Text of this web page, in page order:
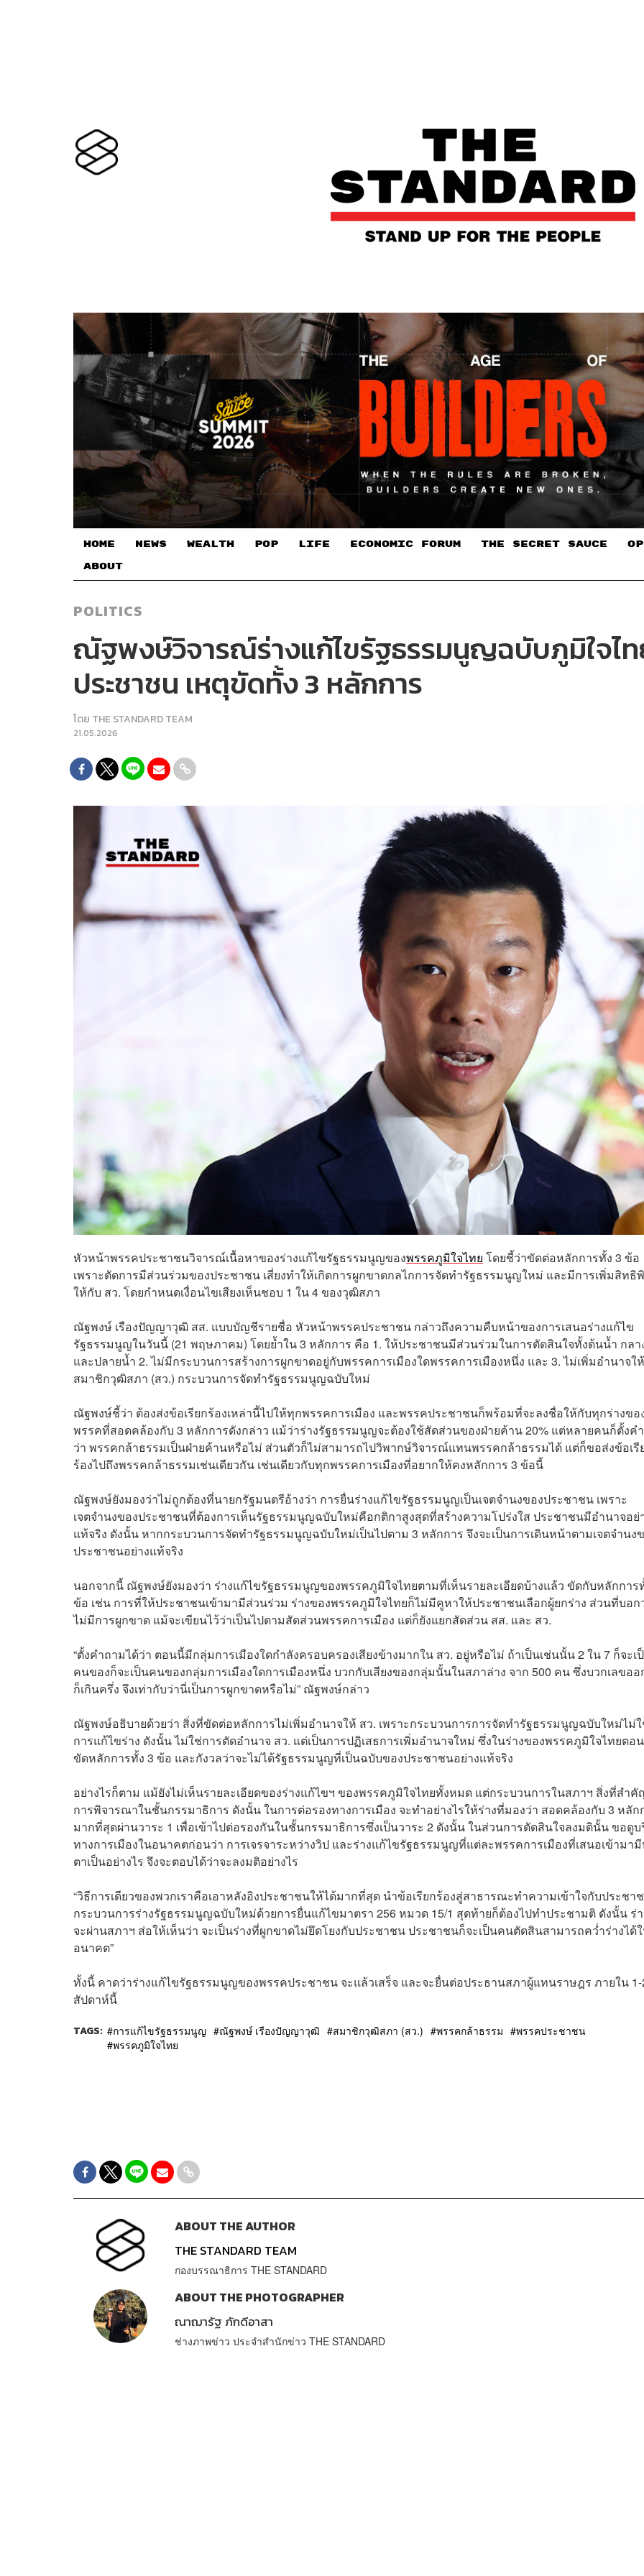
HOME NEWS WEALTH POP LIFE ECONOMIC FORUM THE SECRET SAUCE​
ABOUT
POLITICS
ณัฐพงษ์วิจารณ์ร่างแก้ไขรัฐธรรมนูญฉบับภูมิใจไท
ประชาชน เหตุขัดทั้ง 3 หลักการ
โดย THE STANDARD TEAM
21.05.2026
หัวหน้าพรรคประชาชนวิจารณ์เนื้อหาของร่างแก้ไขรัฐธรรมนูญของพรรคภูมิใจไทย โดยชี้ว่าขัดต่อหลักการทั้ง 3 ข้อ
เพราะตัดการมีส่วนร่วมของประชาชน เสี่ยงทำให้เกิดการผูกขาดกลไกการจัดทำรัฐธรรมนูญใหม่ และมีการเพิ่มสิทธิ
ให้กับ สว. โดยกำหนดเงื่อนไขเสียงเห็นชอบ 1 ใน 4 ของวุฒิสภา
ณัฐพงษ์ เรืองปัญญาวุฒิ สส. แบบบัญชีรายชื่อ หัวหน้าพรรคประชาชน กล่าวถึงความคืบหน้าของการเสนอร่างแก้ไข
รัฐธรรมนูญในวันนี้ (21 พฤษภาคม) โดยย้ำใน 3 หลักการ คือ 1. ให้ประชาชนมีส่วนร่วมในการตัดสินใจทั้งต้นน้ำ กลา
และปลายน้ำ 2. ไม่มีกระบวนการสร้างการผูกขาดอยู่กับพรรคการเมืองใดพรรคการเมืองหนึ่ง และ 3. ไม่เพิ่มอำนาจให้
สมาชิกวุฒิสภา (สว.) กระบวนการจัดทำรัฐธรรมนูญฉบับใหม่
ณัฐพงษ์ชี้ว่า ต้องส่งข้อเรียกร้องเหล่านี้ไปให้ทุกพรรคการเมือง และพรรคประชาชนก็พร้อมที่จะลงชื่อให้กับทุกร่างขอ
พรรคที่สอดคล้องกับ 3 หลักการดังกล่าว แม้ว่าร่างรัฐธรรมนูญจะต้องใช้สัดส่วนของฝ่ายค้าน 20% แต่หลายคนก็ตั้งค
ว่า พรรคกล้าธรรมเป็นฝ่ายค้านหรือไม่ ส่วนตัวก็ไม่สามารถไปวิพากษ์วิจารณ์แทนพรรคกล้าธรรมได้ แต่ก็ขอส่งข้อเรี
ร้องไปถึงพรรคกล้าธรรมเช่นเดียวกัน เช่นเดียวกับทุกพรรคการเมืองที่อยากให้คงหลักการ 3 ข้อนี้
ณัฐพงษ์ยังมองว่าไม่ถูกต้องที่นายกรัฐมนตรีอ้างว่า การยื่นร่างแก้ไขรัฐธรรมนูญเป็นเจตจำนงของประชาชน เพราะ
เจตจำนงของประชาชนที่ต้องการเห็นรัฐธรรมนูญฉบับใหม่คือกติกาสูงสุดที่สร้างความโปร่งใส ประชาชนมีอำนาจอย่
แท้จริง ดังนั้น หากกระบวนการจัดทำรัฐธรรมนูญฉบับใหม่เป็นไปตาม 3 หลักการ จึงจะเป็นการเดินหน้าตามเจตจำนง
ประชาชนอย่างแท้จริง
นอกจากนี้ ณัฐพงษ์ยังมองว่า ร่างแก้ไขรัฐธรรมนูญของพรรคภูมิใจไทยตามที่เห็นรายละเอียดบ้างแล้ว ขัดกับหลักการ
ข้อ เช่น การที่ให้ประชาชนเข้ามามีส่วนร่วม ร่างของพรรคภูมิใจไทยก็ไม่มีคูหาให้ประชาชนเลือกผู้ยกร่าง ส่วนที่บอก
ไม่มีการผูกขาด แม้จะเขียนไว้ว่าเป็นไปตามสัดส่วนพรรคการเมือง แต่ก็ยังแยกสัดส่วน สส. และ สว.
“ตั้งคำถามได้ว่า ตอนนี้มีกลุ่มการเมืองใดกำลังครอบครองเสียงข้างมากใน สว. อยู่หรือไม่ ถ้าเป็นเช่นนั้น 2 ใน 7 ก็จะเ
คนของก็จะเป็นคนของกลุ่มการเมืองใดการเมืองหนึ่ง บวกกับเสียงของกลุ่มนั้นในสภาล่าง จาก 500 คน ซึ่งบวกเลขอ
ก็เกินครึ่ง จึงเท่ากับว่านี่เป็นการผูกขาดหรือไม่” ณัฐพงษ์กล่าว
ณัฐพงษ์อธิบายด้วยว่า สิ่งที่ขัดต่อหลักการไม่เพิ่มอำนาจให้ สว. เพราะกระบวนการการจัดทำรัฐธรรมนูญฉบับใหม่ไม่
การแก้ไขร่าง ดังนั้น ไม่ใช่การตัดอำนาจ สว. แต่เป็นการปฏิเสธการเพิ่มอำนาจใหม่ ซึ่งในร่างของพรรคภูมิใจไทยตอ
ขัดหลักการทั้ง 3 ข้อ และกังวลว่าจะไม่ได้รัฐธรรมนูญที่เป็นฉบับของประชาชนอย่างแท้จริง
อย่างไรก็ตาม แม้ยังไม่เห็นรายละเอียดของร่างแก้ไขฯ ของพรรคภูมิใจไทยทั้งหมด แต่กระบวนการในสภาฯ สิ่งที่สำ
การพิจารณาในชั้นกรรมาธิการ ดังนั้น ในการต่อรองทางการเมือง จะทำอย่างไรให้ร่างที่มองว่า สอดคล้องกับ 3 หลัก
มากที่สุดผ่านวาระ 1 เพื่อเข้าไปต่อรองกันในชั้นกรรมาธิการซึ่งเป็นวาระ 2 ดังนั้น ในส่วนการตัดสินใจลงมตินั้น ขอดู
ทางการเมืองในอนาคตก่อนว่า การเจรจาระหว่างวิป และร่างแก้ไขรัฐธรรมนูญที่แต่ละพรรคการเมืองที่เสนอเข้ามา
ตาเป็นอย่างไร จึงจะตอบได้ว่าจะลงมติอย่างไร
“วิธีการเดียวของพวกเราคือเอาหลังอิงประชาชนให้ได้มากที่สุด นำข้อเรียกร้องสู่สาธารณะทำความเข้าใจกับประชา
กระบวนการร่างรัฐธรรมนูญฉบับใหม่ด้วยการยื่นแก้ไขมาตรา 256 หมวด 15/1 สุดท้ายก็ต้องไปทำประชามติ ดังนั้น ร่
จะผ่านสภาฯ ส่อให้เห็นว่า จะเป็นร่างที่ผูกขาดไม่ยึดโยงกับประชาชน ประชาชนก็จะเป็นคนตัดสินสามารถคว่ำร่างได้
อนาคต”
ทั้งนี้ คาดว่าร่างแก้ไขรัฐธรรมนูญของพรรคประชาชน จะแล้วเสร็จ และจะยื่นต่อประธานสภาผู้แทนราษฎร ภายใน
สัปดาห์นี้
TAGS: การแก้ไขรัฐธรรมนูญ ณัฐพงษ์ เรืองปัญญาวุฒิ สมาชิกวุฒิสภา (สว.) พรรคกล้าธรรม
พรรคประชาชน
พรรคภูมิใจไทย
ABOUT THE AUTHOR
THE STANDARD TEAM
กองบรรณาธิการ THE STANDARD
ABOUT THE PHOTOGRAPHER
ณาฌารัฐ ภักดีอาสา
ช่างภาพข่าว ประจำสำนักข่าว THE STANDARD